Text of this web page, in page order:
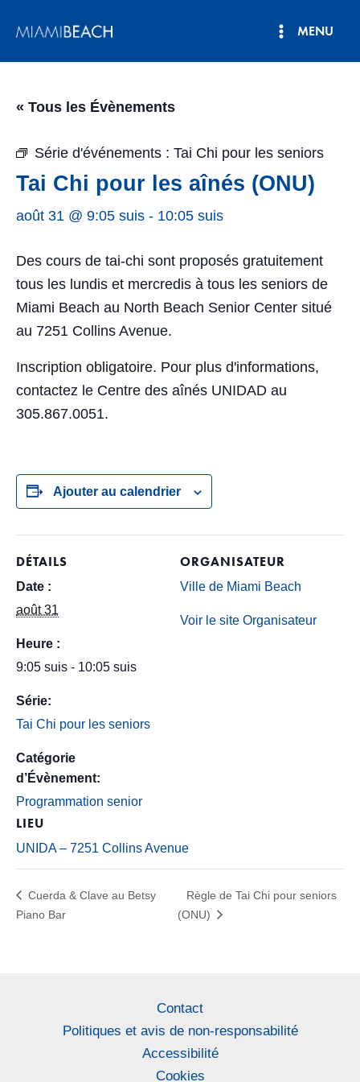
MENU
« Tous les Évènements
Série d'événements : Tai Chi pour les seniors
Tai Chi pour les aînés (ONU)
août 31 @ 9:05 suis - 10:05 suis
Des cours de tai-chi sont proposés gratuitement
tous les lundis et mercredis à tous les seniors de
Miami Beach au North Beach Senior Center situé
au 7251 Collins Avenue.
Inscription obligatoire. Pour plus d'informations,
contactez le Centre des aînés UNIDAD au
305.867.0051.
Ajouter au calendrier
DÉTAILS
Date :
août 31
Heure :
9:05 suis - 10:05 suis
Série:
Tai Chi pour les seniors
Catégorie
d’Évènement:
Programmation senior
LIEU
UNIDA – 7251 Collins Avenue
ORGANISATEUR
Ville de Miami Beach
Voir le site Organisateur
Cuerda & Clave au Betsy
Piano Bar
Règle de Tai Chi pour seniors
(ONU)
Contact
Politiques et avis de non-responsabilité
Accessibilité
Cookies